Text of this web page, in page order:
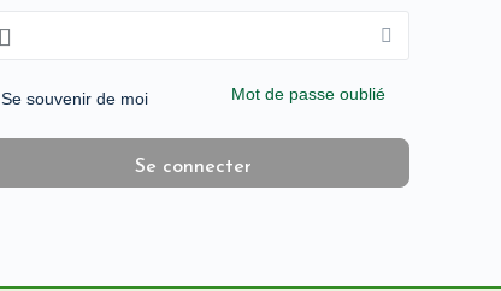
Se souvenir de moi Mot de passe oublié